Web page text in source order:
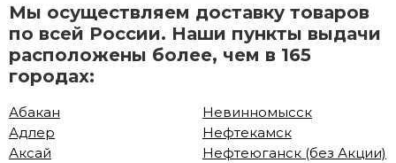
Мы осуществляем доставку товаров
по всей России. Наши пункты выдачи
расположены более, чем в 165
городах:
Абакан
Адлер
Аксай
Невинномысск
Нефтекамск
Нефтеюганск (без Акции)